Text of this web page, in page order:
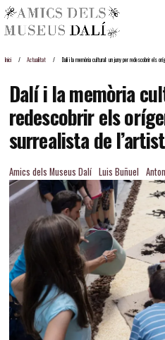
Inici Actualitat Dalí i la memòria cultural: un juny per redescobrir els
Dalí i la memòria
redescobrir els
surrealista de
Amics dels Museus Dalí Luis Buñuel